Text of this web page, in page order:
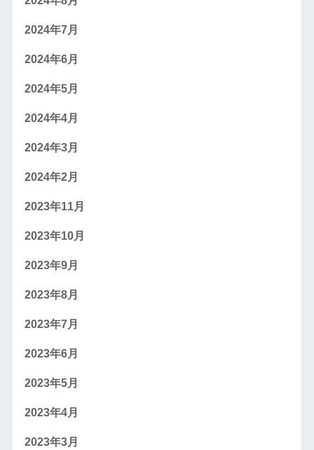
2024年7月
2024年6月
2024年5月
2024年4月
2024年3月
2024年2月
2023年11月
2023年10月
2023年9月
2023年8月
2023年7月
2023年6月
2023年5月
2023年4月
2023年3月